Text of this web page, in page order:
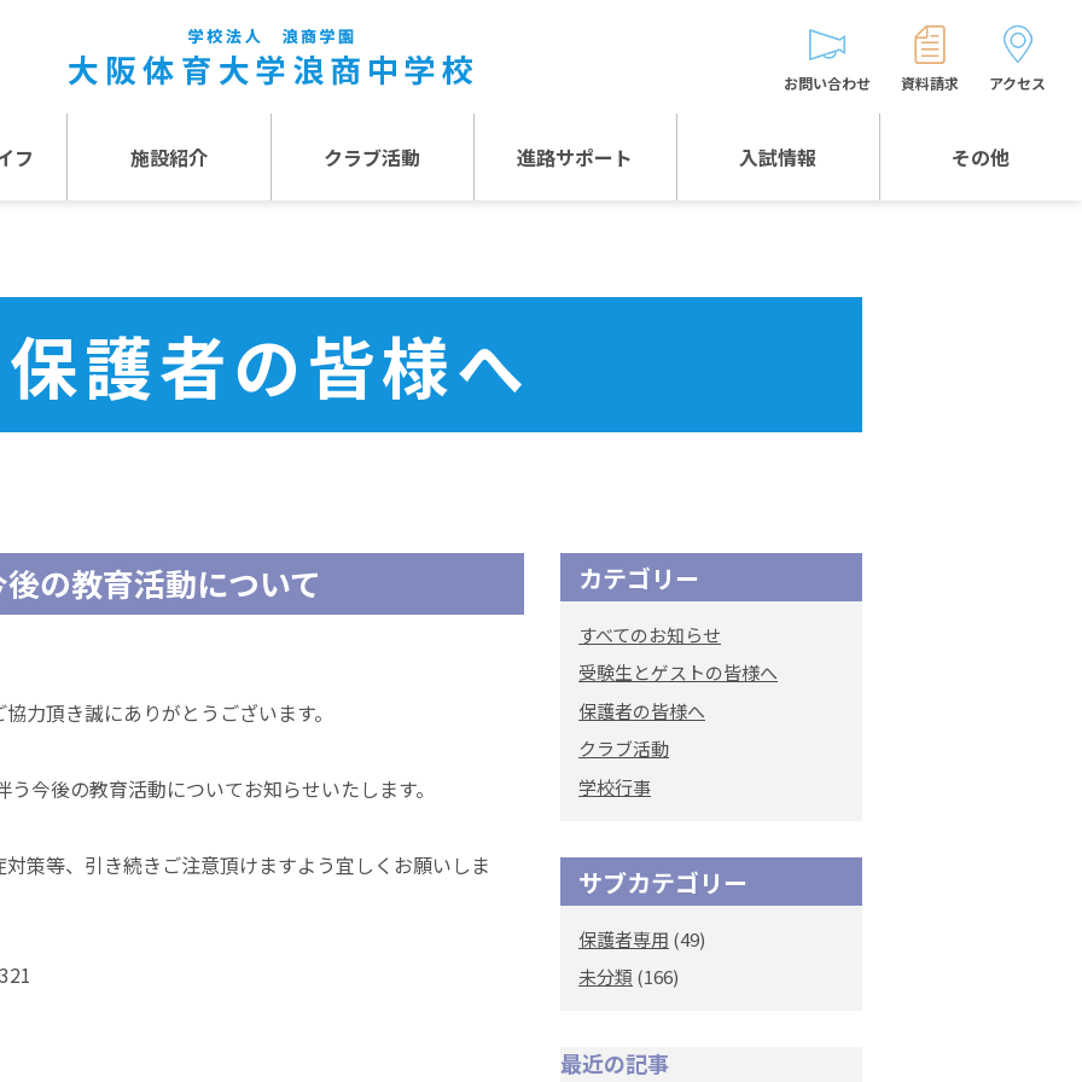
フ 施設紹介 クラブ活動 進路サポート 入試情報 その他
お問い合わせ 資料請求 アクセス
保護者の皆様へ
の教育活動について
力頂き誠にありがとうございます。
今後の教育活動についてお知らせいたします。
策等、引き続きご注意頂けますよう宜しくお願いしま
カテゴリー
すべてのお知らせ
受験生とゲストの皆様へ
保護者の皆様へ
クラブ活動
学校行事
サブカテゴリー
保護者専用 (49)
未分類 (166)
最近の記事